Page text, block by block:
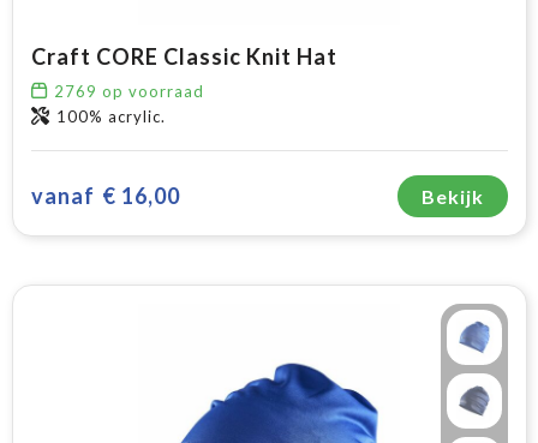
Craft CORE Classic Knit Hat
2769 op voorraad
100% acrylic.
vanaf € 16,00 Bekijk